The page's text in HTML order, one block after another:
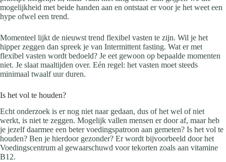
mogelijkheid met beide handen aan en ontstaat er voor je het weet een
hype ofwel een trend.
Momenteel lijkt de nieuwst trend flexibel vasten te zijn. Wil je het
hipper zeggen dan spreek je van Intermittent fasting. Wat er met
flexibel vasten wordt bedoeld? Je eet gewoon op bepaalde momenten
niet. Je slaat maaltijden over. Eén regel: het vasten moet steeds
minimaal twaalf uur duren.
Is het vol te houden?
Echt onderzoek is er nog niet naar gedaan, dus of het wel of niet
werkt, is niet te zeggen. Mogelijk vallen mensen er door af, maar heb
je jezelf daarmee een beter voedingspatroon aan gemeten? Is het vol te
houden? Ben je hierdoor gezonder? Er wordt bijvoorbeeld door het
Voedingscentrum al gewaarschuwd voor tekorten zoals aan vitamine
B12.